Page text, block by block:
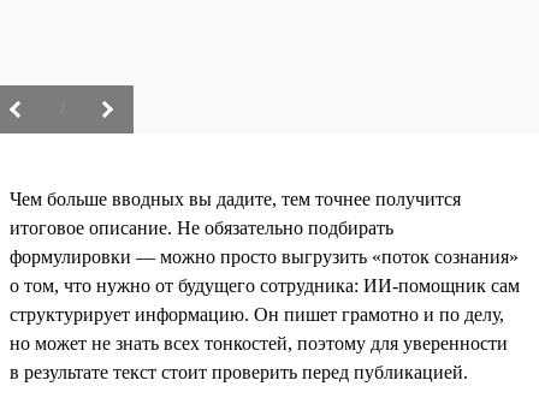
Чем больше вводных вы дадите, тем точнее получится
итоговое описание. Не обязательно подбирать
формулировки — можно просто выгрузить «поток сознания»
о том, что нужно от будущего сотрудника: ИИ-помощник сам
структурирует информацию. Он пишет грамотно и по делу,
но может не знать всех тонкостей, поэтому для уверенности
в результате текст стоит проверить перед публикацией.